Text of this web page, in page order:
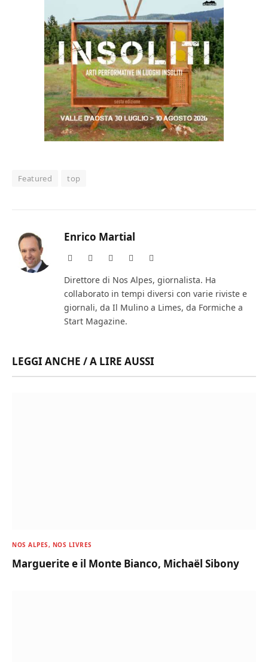
Featured top
Enrico Martial
Website Facebook Instagram
Direttore di Nos Alpes, giornalista. Ha
collaborato in tempi diversi con varie riviste e
giornali, da Il Mulino a Limes, da Formiche a
Start Magazine.
LEGGI ANCHE / A LIRE AUSSI
NOS ALPES, NOS LIVRES
Marguerite e il Monte Bianco, Michaël Sibony